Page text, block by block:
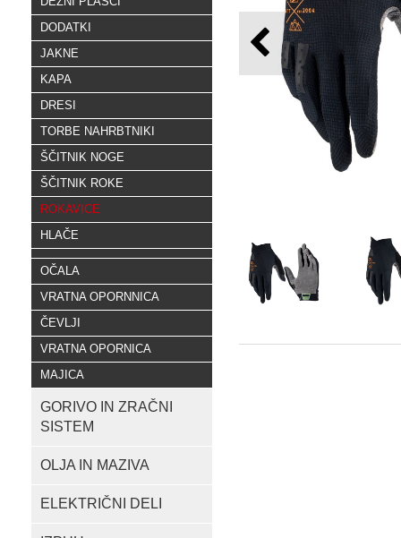
DODATKI
JAKNE
KAPA
DRESI
TORBE NAHRBTNIKI
ŠČITNIK NOGE
ŠČITNIK ROKE
ROKAVICE
HLAČE
OČALA
VRATNA OPORNNICA
ČEVLJI
VRATNA OPORNICA
MAJICA
GORIVO IN ZRAČNI
SISTEM
OLJA IN MAZIVA
ELEKTRIČNI DELI